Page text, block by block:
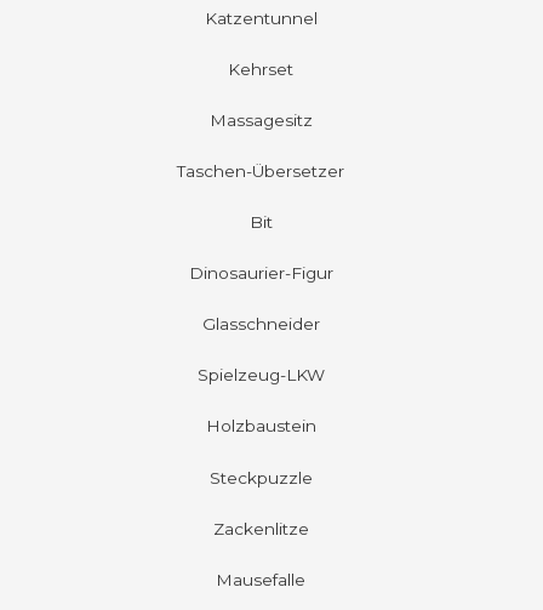
Katzentunnel
Kehrset
Massagesitz
Taschen-Übersetzer
Bit
Dinosaurier-Figur
Glasschneider
Spielzeug-LKW
Holzbaustein
Steckpuzzle
Zackenlitze
Mausefalle